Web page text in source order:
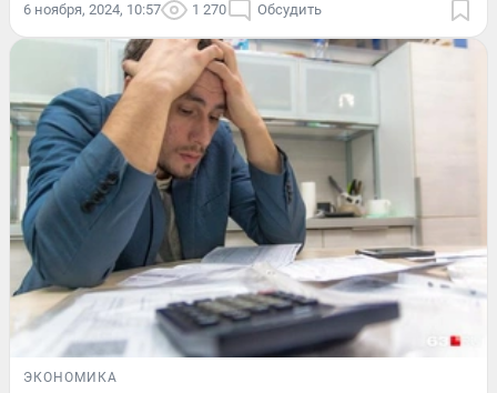
6 ноября, 2024, 10:57 1 270 Обсудить
ЭКОНОМИКА